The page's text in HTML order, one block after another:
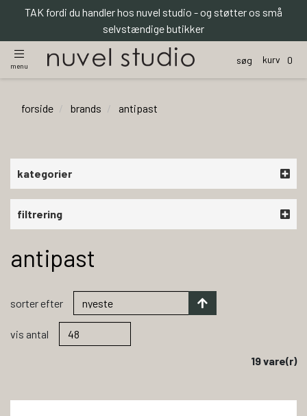
TAK fordi du handler hos nuvel studio - og støtter os små
selvstændige butikker
menu
søg kurv 0
forside brands antipast
kategorier
filtrering
antipast
sorter efter
vis antal
19 vare(r)